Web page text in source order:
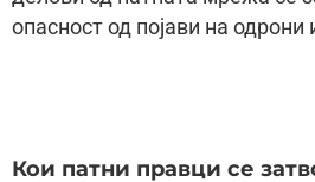
опасност од појави на одрони
Кои патни правци се